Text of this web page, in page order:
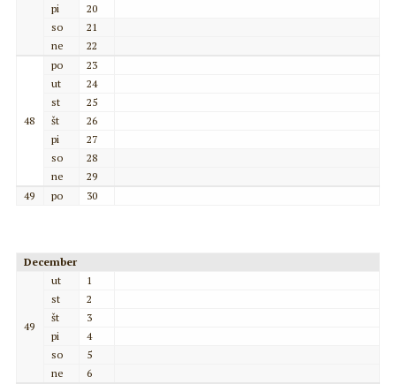
pi
20
so
21
ne
22
48
po
23
ut
24
st
25
št
26
pi
27
so
28
ne
29
49
po 30
December
49
ut
1
st
2
št
3
pi
4
so
5
ne
6